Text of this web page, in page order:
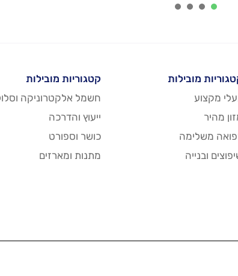
מובילות
מקצוע
מהיר
משלימה
ובנייה
קטגוריות מובילות
חשמל אלקטרוניקה
ייעוץ והדרכה
כושר וספורט
מתנות ומארזים